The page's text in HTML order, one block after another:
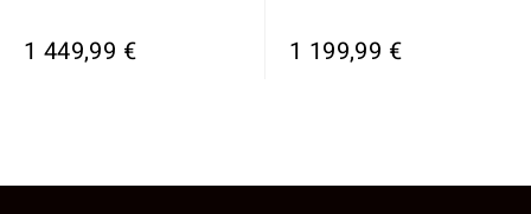
1 449,99 € 1 199,99 €